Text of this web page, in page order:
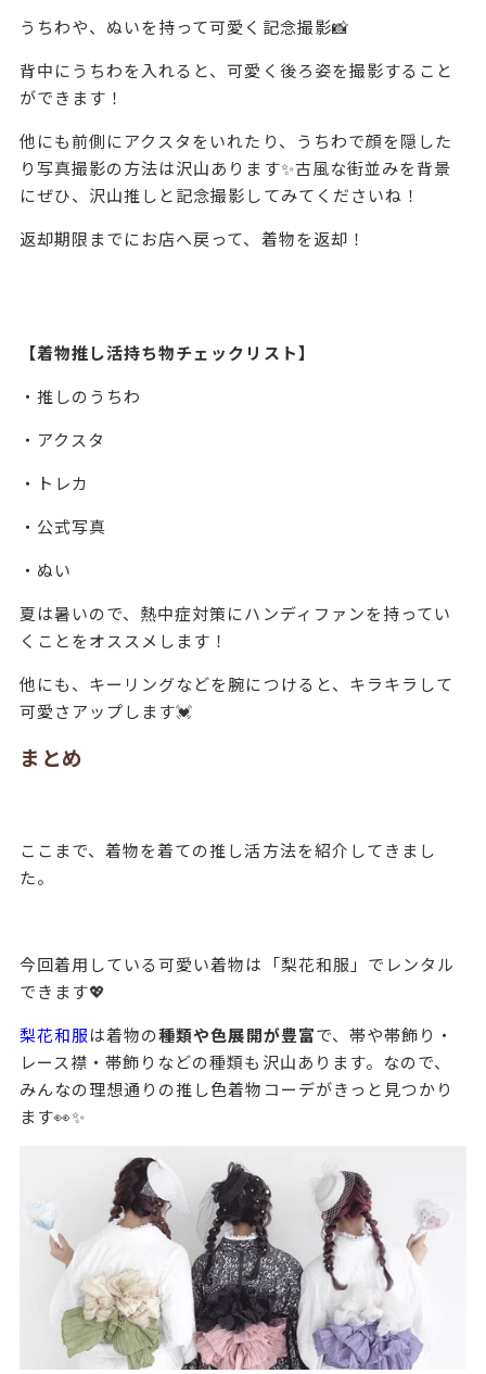
うちわや、ぬいを持って可愛く記念撮影📸
背中にうちわを入れると、可愛く後ろ姿を撮影すること
ができます！
他にも前側にアクスタをいれたり、うちわで顔を隠した
り写真撮影の方法は沢山あります✨古風な街並みを背景
にぜひ、沢山推しと記念撮影してみてくださいね！
返却期限までにお店へ戻って、着物を返却！
【着物推し活持ち物チェックリスト】
・推しのうちわ
・アクスタ
・トレカ
・公式写真
・ぬい
夏は暑いので、熱中症対策にハンディファンを持ってい
くことをオススメします！
他にも、キーリングなどを腕につけると、キラキラして
可愛さアップします💓
まとめ
ここまで、着物を着ての推し活方法を紹介してきまし
た。
今回着用している可愛い着物は「梨花和服」でレンタル
できます💖
梨花和服は着物の種類や色展開が豊富で、帯や帯飾り・
レース襟・帯飾りなどの種類も沢山あります。なので、
みんなの理想通りの推し色着物コーデがきっと見つかり
ます👀✨